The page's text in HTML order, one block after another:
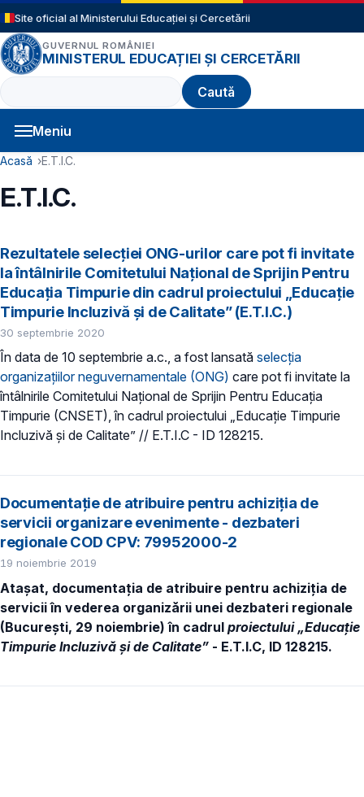
Sari la conținutul principal
Site oficial al Ministerului Educației și Cercetării
GUVERNUL ROMÂNIEI
MINISTERUL EDUCAȚIEI ȘI CERCETĂRII
Caută
Meniu
Navigație principală
Cale de navigare
Acasă E.T.I.C.
E.T.I.C.
Rezultatele selecției ONG-urilor care pot fi invitate
la întâlnirile Comitetului Național de Sprijin Pentru
Educația Timpurie din cadrul proiectului „Educație
Timpurie Incluzivă și de Calitate” (E.T.I.C.)
30 septembrie 2020
În data de 10 septembrie a.c., a fost lansată selecția
organizațiilor neguvernamentale (ONG) care pot fi invitate la
întâlnirile Comitetului Național de Sprijin Pentru Educația
Timpurie (CNSET), în cadrul proiectului „Educație Timpurie
Incluzivă și de Calitate” // E.T.I.C - ID 128215.
Documentație de atribuire pentru achiziţia de
servicii organizare evenimente - dezbateri
regionale COD CPV: 79952000-2
19 noiembrie 2019
Atașat, documentația de atribuire pentru achiziţia de
servicii în vederea organizării unei dezbateri regionale
(București, 29 noiembrie) în cadrul proiectului „Educație
Timpurie Incluzivă și de Calitate” - E.T.I.C, ID 128215.